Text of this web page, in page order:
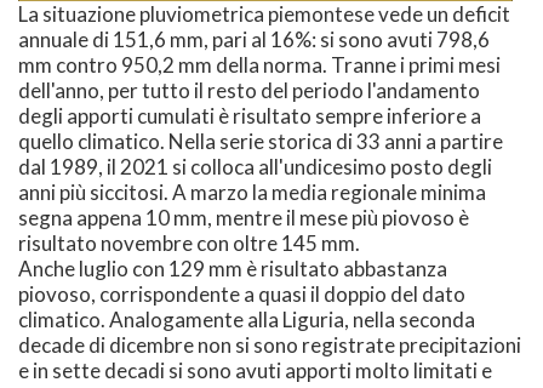
La situazione pluviometrica piemontese vede un deficit
annuale di 151,6 mm, pari al 16%: si sono avuti 798,6
mm contro 950,2 mm della norma. Tranne i primi mesi
dell'anno, per tutto il resto del periodo l'andamento
degli apporti cumulati è risultato sempre inferiore a
quello climatico. Nella serie storica di 33 anni a partire
dal 1989, il 2021 si colloca all'undicesimo posto degli
anni più siccitosi. A marzo la media regionale minima
segna appena 10 mm, mentre il mese più piovoso è
risultato novembre con oltre 145 mm.
Anche luglio con 129 mm è risultato abbastanza
piovoso, corrispondente a quasi il doppio del dato
climatico. Analogamente alla Liguria, nella seconda
decade di dicembre non si sono registrate precipitazioni
e in sette decadi si sono avuti apporti molto limitati e